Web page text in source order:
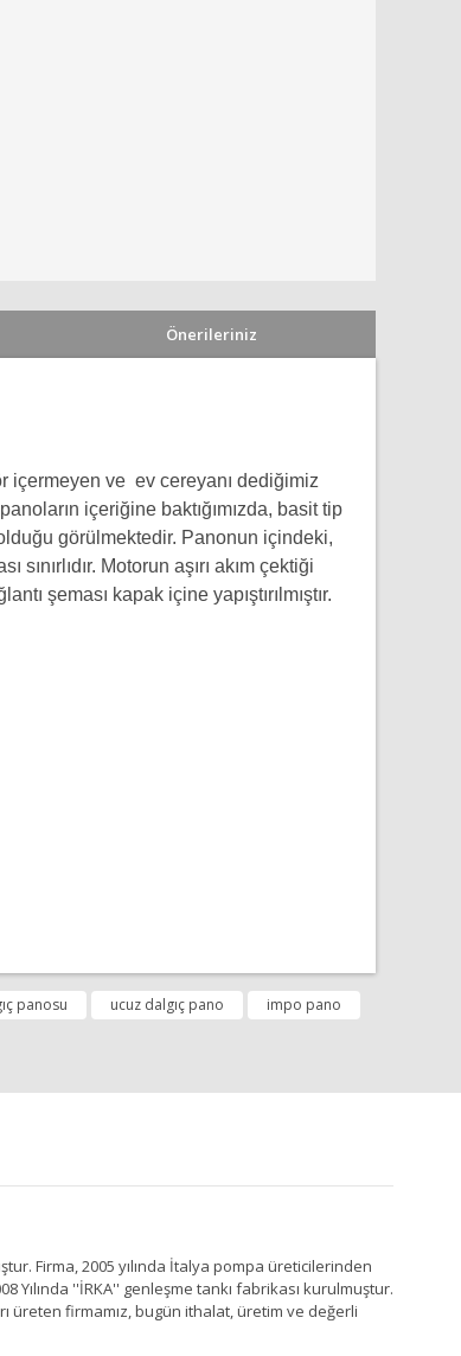
Önerileriniz
içermeyen ve ev cereyanı dediğimiz
içeriğine baktığımızda, basit tip
görülmektedir. Panonun içindeki,
Motorun aşırı akım çektiği
şeması kapak içine yapıştırılmıştır.
panosu ucuz dalgıç pano
impo pano
Firma, 2005 yılında İtalya pompa üreticilerinden
Yılında ''İRKA'' genleşme tankı fabrikası kurulmuştur.
üreten firmamız, bugün ithalat, üretim ve değerli